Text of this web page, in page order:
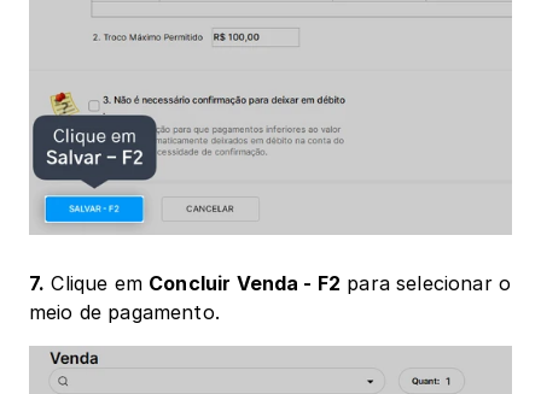
7. Clique em Concluir Venda - F2 para selecionar o
meio de pagamento.